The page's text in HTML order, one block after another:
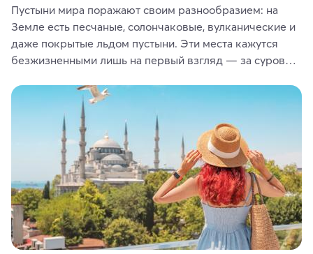
Пустыни мира поражают своим разнообразием: на
Земле есть песчаные, солончаковые, вулканические и
даже покрытые льдом пустыни. Эти места кажутся
безжизненными лишь на первый взгляд — за суровой
животные и маршруты, которые дарят одни из самых
ярких впечатлений от путешествий.